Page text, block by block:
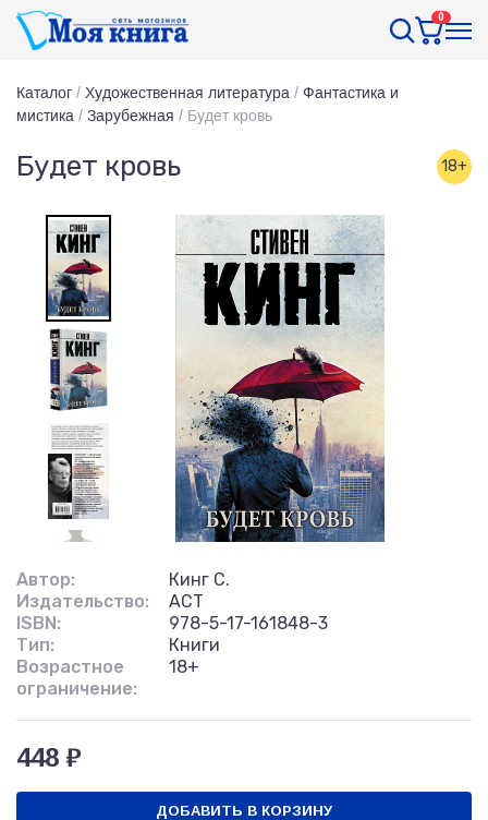
0
Каталог / Художественная литература / Фантастика и
мистика / Зарубежная / Будет кровь
Будет кровь 18+
Автор:
Кинг С.
Издательство:
АСТ
ISBN:
978-5-17-161848-3
Тип:
Книги
Возрастное
ограничение:
18+
448 ₽
ДОБАВИТЬ В КОРЗИНУ